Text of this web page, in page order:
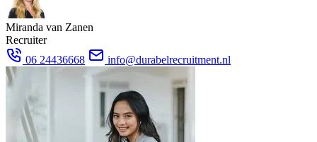
Miranda van Zanen
Recruiter
06 24436668
info@durabelrecruitment.nl